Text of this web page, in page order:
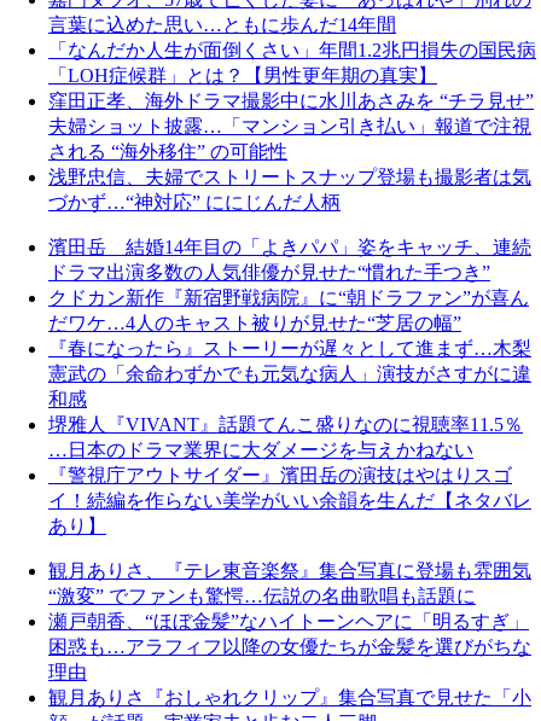
言葉に込めた思い…ともに歩んだ14年間
「なんだか人生が面倒くさい」年間1.2兆円損失の国民病
「LOH症候群」とは？【男性更年期の真実】
窪田正孝、海外ドラマ撮影中に水川あさみを “チラ見せ”
夫婦ショット披露…「マンション引き払い」報道で注視
される “海外移住” の可能性
浅野忠信、夫婦でストリートスナップ登場も撮影者は気
づかず…“神対応” ににじんだ人柄
濱田岳 結婚14年目の「よきパパ」姿をキャッチ、連続
ドラマ出演多数の人気俳優が見せた“慣れた手つき”
クドカン新作『新宿野戦病院』に“朝ドラファン”が喜ん
だワケ…4人のキャスト被りが見せた“芝居の幅”
『春になったら』ストーリーが遅々として進まず…木梨
憲武の「余命わずかでも元気な病人」演技がさすがに違
和感
堺雅人『VIVANT』話題てんこ盛りなのに視聴率11.5％
…日本のドラマ業界に大ダメージを与えかねない
『警視庁アウトサイダー』濱田岳の演技はやはりスゴ
イ！続編を作らない美学がいい余韻を生んだ【ネタバレ
あり】
観月ありさ、『テレ東音楽祭』集合写真に登場も雰囲気
“激変” でファンも驚愕…伝説の名曲歌唱も話題に
瀬戸朝香、“ほぼ金髪”なハイトーンヘアに「明るすぎ」
困惑も…アラフィフ以降の女優たちが金髪を選びがちな
理由
観月ありさ『おしゃれクリップ』集合写真で見せた「小